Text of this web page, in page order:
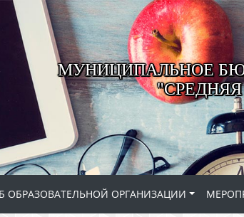
МУНИЦИПАЛЬНОЕ
ОБРАЗОВАТЕЛЬНОЙ ОРГАНИЗАЦИИ